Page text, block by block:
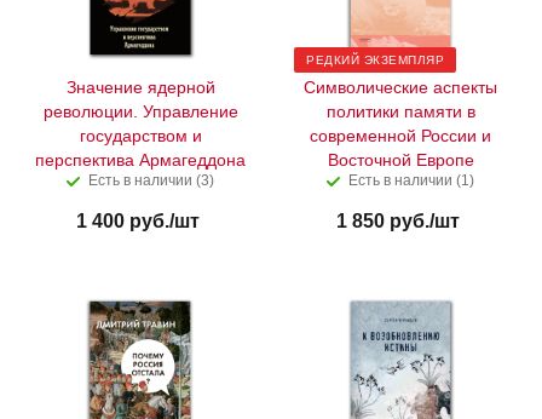
Значение ядерной
революции. Управление
государством и
перспектива Армагеддона
Есть в наличии (3)
1 400 руб./шт
РЕДКИЙ ЭКЗЕМПЛЯР
Символические аспекты
политики памяти в
современной России и
Восточной Европе
Есть в наличии (1)
1 850 руб./шт